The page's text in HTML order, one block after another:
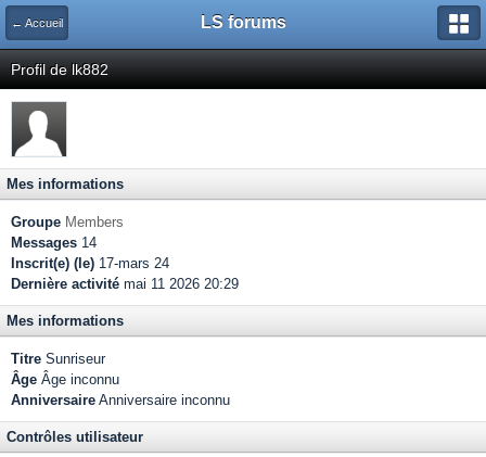
← Accueil LS forums
Profil de lk882
Mes informations
Groupe Members
Messages 14
Inscrit(e) (le) 17-mars 24
Dernière activité mai 11 2026 20:29
Mes informations
Titre Sunriseur
Âge Âge inconnu
Anniversaire Anniversaire inconnu
Contrôles utilisateur